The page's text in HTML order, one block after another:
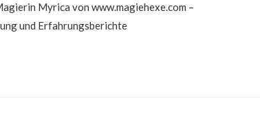
Myrica von www.magiehexe.com –
und Erfahrungsberichte